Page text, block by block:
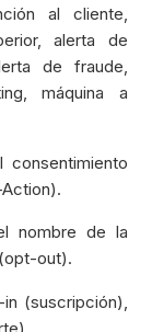
al cliente,
alerta de
de fraude,
máquina a
nombre de la
out).
(suscripción),